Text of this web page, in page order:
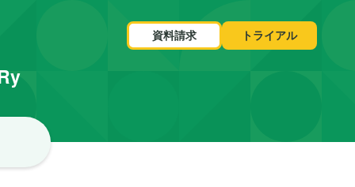
資料請求 トライアル